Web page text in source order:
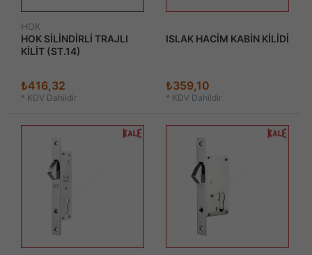
HOK
HOK SİLİNDİRLİ TRAJLI
KİLİT (ST.14)
₺416,32
* KDV Dahildir
ISLAK HACİM KABİN KİLİDİ
₺359,10
* KDV Dahildir